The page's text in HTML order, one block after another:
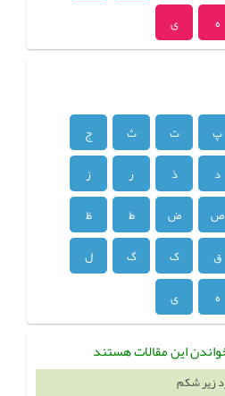
ه ی
پ ت ث
ج
د ذ ر
ز
ص ض ط
ظ
ق ک گ
ل
ه ی
این مقالات هستند